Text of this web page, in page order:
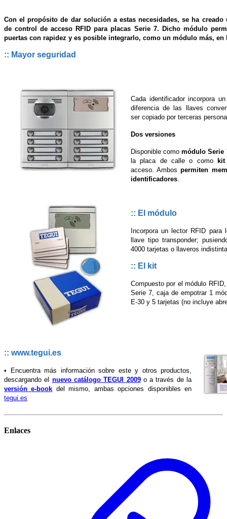
Con el propósito de dar solución a estas necesidades, se ha creado
de control de acceso RFID para placas Serie 7. Dicho módulo
puertas con rapidez y es posible integrarlo, como un módulo más, en
:: Mayor seguridad
Cada identificador incorpora
diferencia de las llaves
ser copiado por terceras
Dos versiones
Disponible comomódulo Serie
la placa de calle o como
kit
acceso. Ambospermiten
identificadores
:: El módulo
Incorpora un lector RFID para
llave tipo transponder;
4000 tarjetas o llaveros
:: El kit
Compuesto por el módulo
Serie 7, caja de empotrar 1
E-30 y 5 tarjetas (no incluye
:: www.tegui.es
• Encuentra más información sobre este y otros productos,
descargando el nuevo catálogo TEGUI 2009o a través de la
versión e-book del mismo, ambas opciones disponibles en
tegui.es
Enlaces